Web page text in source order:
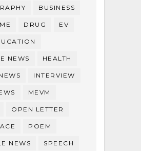
BUSINESS
DRUG EV
NEWS HEALTH
INTERVIEW
MEVM
OPEN LETTER
POEM
NEWS SPEECH